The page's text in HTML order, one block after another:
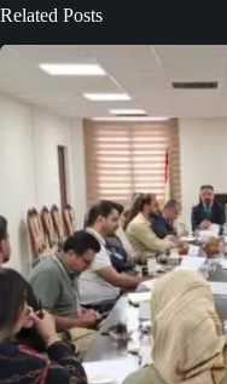
Related Posts